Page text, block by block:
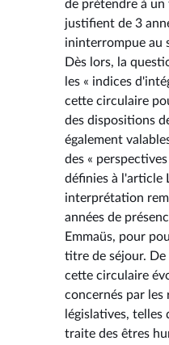
de prétendre à
justifient de 3
ininterrompue au
Dès lors, la
les « indices
cette circulaire
des dispositions
également
des «
définies à l'article
interprétation
années de
Emmaüs, pour
titre de séjour. De
cette circulaire
concernés par les
législatives, telles
traite des êtres